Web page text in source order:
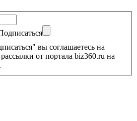
вы соглашаетесь на
от портала biz360.ru на